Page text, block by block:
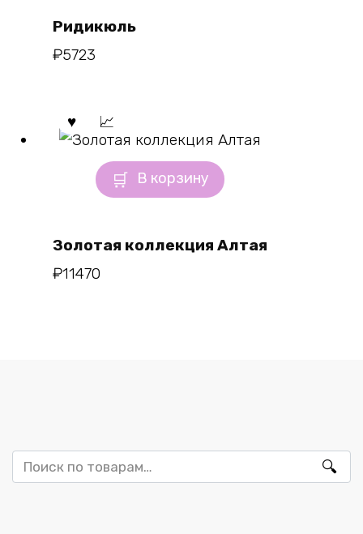
Ридикюль
₽5723
В корзину
Золотая коллекция Алтая
₽11470
Искать: